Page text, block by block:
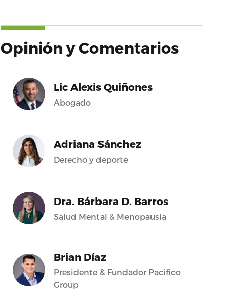
Opinión y Comentarios
Lic Alexis Quiñones
Abogado
Adriana Sánchez
Derecho y deporte
Dra. Bárbara D. Barros
Salud Mental & Menopausia
Brian Díaz
Presidente & Fundador Pacifico
Group